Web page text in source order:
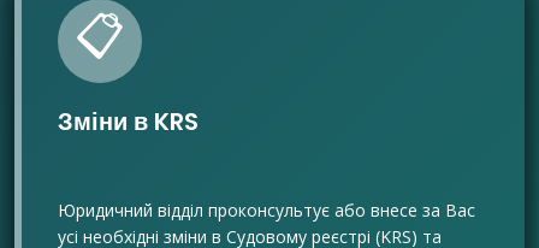
📋
Зміни в KRS
Юридичний відділ проконсультує або внесе за Вас
усі необхідні зміни в Судовому реєстрі (KRS) та